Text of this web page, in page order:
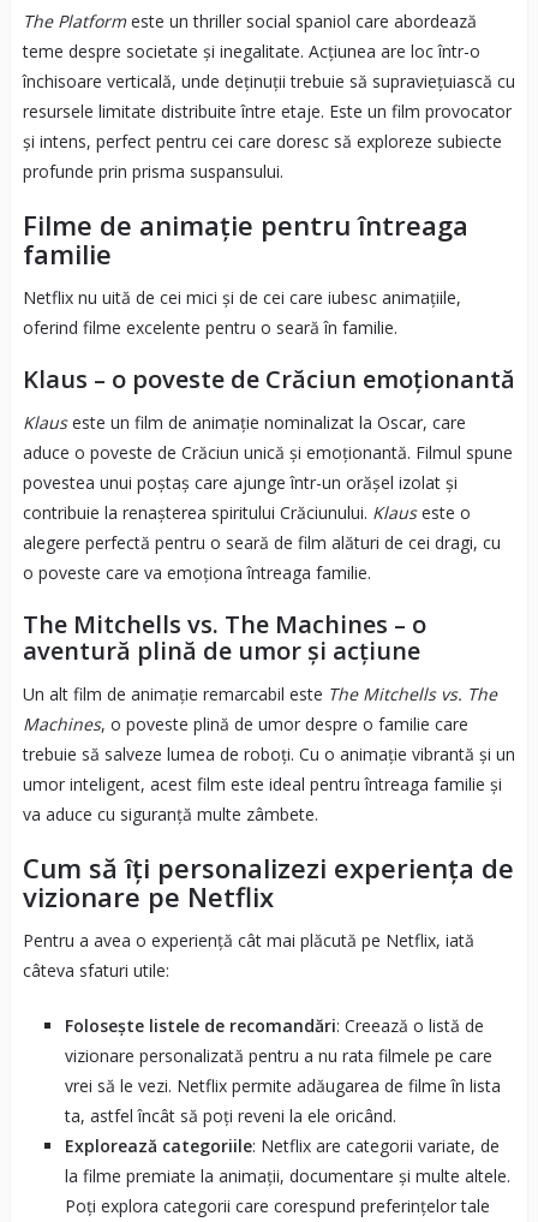
The Platformeste un thriller social spaniol care abordează
teme despre societate și inegalitate. Acțiunea are loc într-o
închisoare verticală, unde deținuții trebuie să supraviețuiască cu
resursele limitate distribuite între etaje. Este un film provocator
și intens, perfect pentru cei care doresc să exploreze subiecte
profunde prin prisma suspansului.
Filme de animație pentru întreaga
familie
Netflix nu uită de cei mici și de cei care iubesc animațiile,
oferind filme excelente pentru o seară în familie.
Klaus – o poveste de Crăciun emoționantă
Klauseste un film de animație nominalizat la Oscar, care
aduce o poveste de Crăciun unică și emoționantă. Filmul spune
povestea unui poștaș care ajunge într-un orășel izolat și
contribuie la renașterea spiritului Crăciunului. Klauseste o
alegere perfectă pentru o seară de film alături de cei dragi, cu
o poveste care va emoționa întreaga familie.
The Mitchells vs. The Machines – o
aventură plină de umor și acțiune
Un alt film de animație remarcabil este The Mitchells vs. The
Machines, o poveste plină de umor despre o familie care
trebuie să salveze lumea de roboți. Cu o animație vibrantă și un
umor inteligent, acest film este ideal pentru întreaga familie și
va aduce cu siguranță multe zâmbete.
Cum să îți personalizezi experiența de
vizionare pe Netflix
Pentru a avea o experiență cât mai plăcută pe Netflix, iată
câteva sfaturi utile:
Folosește listele de recomandări: Creează o listă de
vizionare personalizată pentru a nu rata filmele pe care
vrei să le vezi. Netflix permite adăugarea de filme în lista
ta, astfel încât să poți reveni la ele oricând.
Explorează categoriile: Netflix are categorii variate, de
la filme premiate la animații, documentare și multe altele.
Poți explora categorii care corespund preferințelor tale